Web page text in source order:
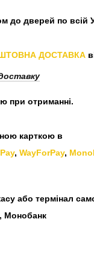
до дверей по всій
ДОСТАВКА
при отриманні.
карткою в
, WayForPay,
або термінал
Монобанк